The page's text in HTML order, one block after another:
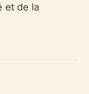
et de la